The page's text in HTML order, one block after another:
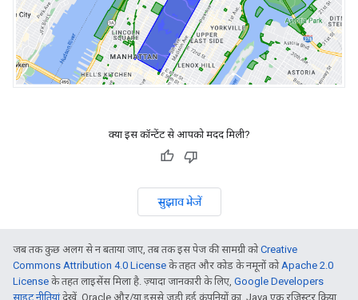
क्या इस कॉन्टेंट से आपको मदद मिली?
सुझाव भेजें
जब तक कुछ अलग से न बताया जाए, तब तक इस पेज की सामग्री कोCreative
Commons Attribution 4.0 License के तहत और कोड के नमूनों कोApache 2.0
License के तहत लाइसेंस मिला है. ज़्यादा जानकारी के लिए, Google Developers
साइट नीतियांदेखें. Oracle और/या इससे जुड़ी हुई कंपनियों का, Java एक रजिस्टर किया